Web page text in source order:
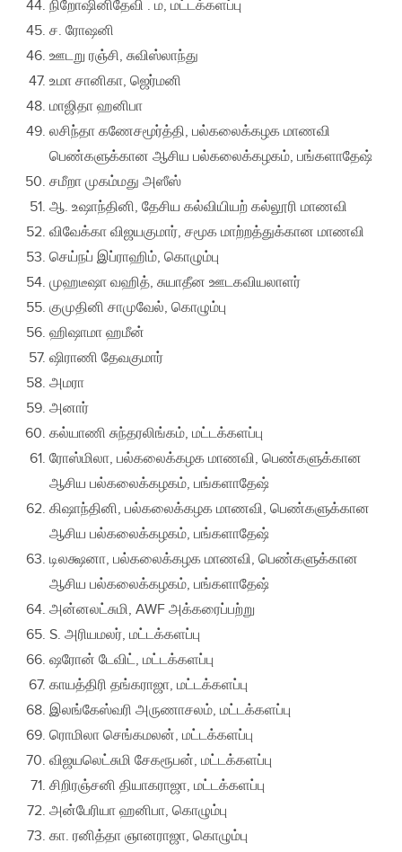
நிறோஷினிதேவி . ம, மட்டக்களப்பு
ச. ரோஷனி
ஊடறு ரஞ்சி, சுவிஸ்லாந்து
உமா சானிகா, ஜெர்மனி
மாஜிதா ஹனிபா
லசிந்தா கணேசமூர்த்தி, பல்கலைக்கழக மாணவி
பெண்களுக்கான ஆசிய பல்கலைக்கழகம், பங்களாதேஷ்
சமீறா முகம்மது அஸீஸ்
ஆ. உஷாந்தினி, தேசிய கல்வியியற் கல்லூரி மாணவி
விவேக்கா விஜயகுமார், சமூக மாற்றத்துக்கான மாணவி
செய்நப் இப்ராஹிம், கொழும்பு
முஹடீஷா வஹித், சுயாதீன ஊடகவியலாளர்
குமுதினி சாமுவேல், கொழும்பு
ஹிஷாமா ஹமீன்
ஷிராணி தேவகுமார்
அமரா
அனார்
கல்யாணி சுந்தரலிங்கம், மட்டக்களப்பு
ரோஸ்மிலா, பல்கலைக்கழக மாணவி, பெண்களுக்கான
ஆசிய பல்கலைக்கழகம், பங்களாதேஷ்
கிஷாந்தினி, பல்கலைக்கழக மாணவி, பெண்களுக்கான
ஆசிய பல்கலைக்கழகம், பங்களாதேஷ்
டிலக்ஷனா, பல்கலைக்கழக மாணவி, பெண்களுக்கான
ஆசிய பல்கலைக்கழகம், பங்களாதேஷ்
அன்னலட்சுமி, AWF அக்கரைப்பற்று
S. அரியமலர், மட்டக்களப்பு
ஷரோன் டேவிட், மட்டக்களப்பு
காயத்திரி தங்கராஜா, மட்டக்களப்பு
இலங்கேஸ்வரி அருணாசலம், மட்டக்களப்பு
ரொமிலா செங்கமலன், மட்டக்களப்பு
விஜயலெட்சுமி சேகரூபன், மட்டக்களப்பு
சிறிரஞ்சனி தியாகராஜா, மட்டக்களப்பு
அன்பேரியா ஹனிபா, கொழும்பு
கா. ரனித்தா ஞானராஜா, கொழும்பு